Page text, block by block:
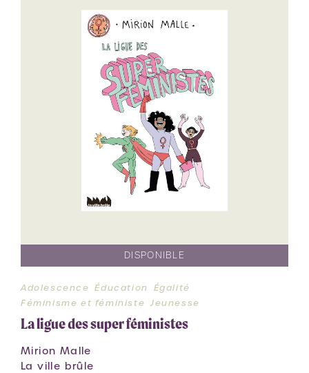
DISPONIBLE
Adolescence Éducation
Égalité
Féminisme et féministe Jeunesse
La ligue des super féministes
Mirion Malle
La ville brûle